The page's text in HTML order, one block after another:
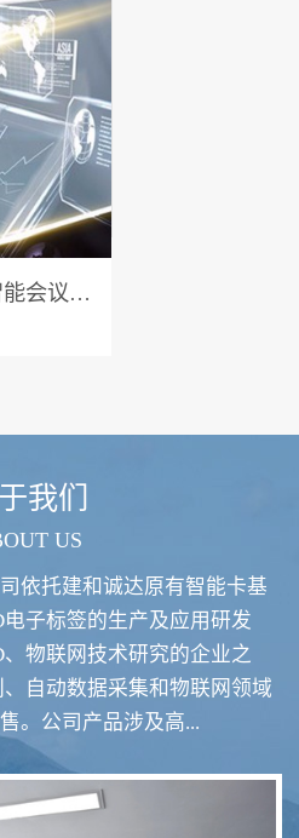
RFID智能会议签到系统
RFID智慧食堂系统
我们
US
依托建和诚达原有智能卡基
子标签的生产及应用研发
物联网技术研究的企业之
自动数据采集和物联网领域
。公司产品涉及高...